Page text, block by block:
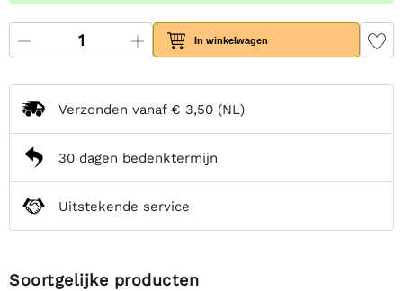
In winkelwagen
Verzonden vanaf € 3,50 (NL)
30 dagen bedenktermijn
Uitstekende service
Soortgelijke producten